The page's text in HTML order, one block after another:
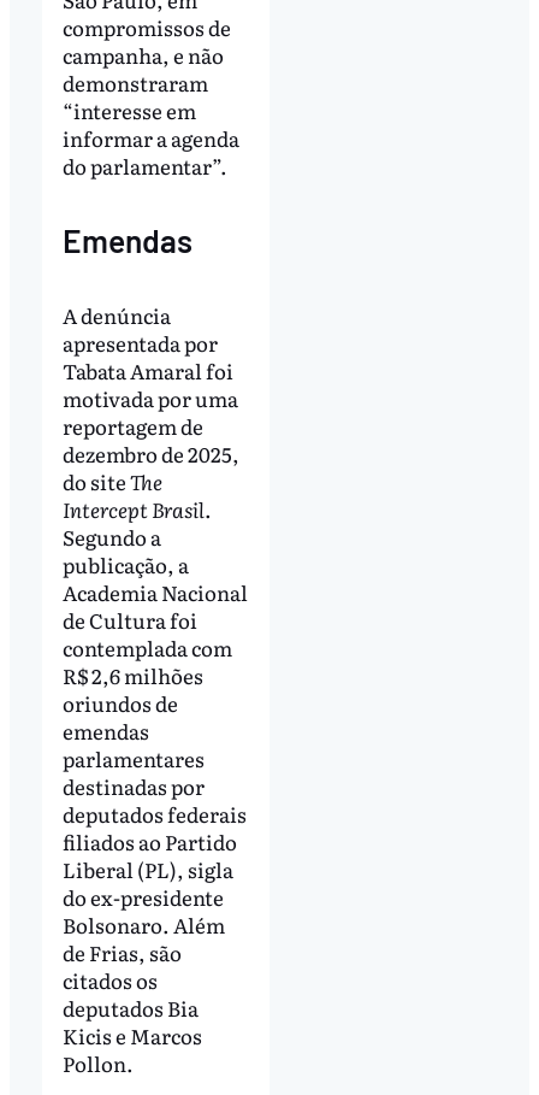
compromissos de
campanha, e não
demonstraram
“interesse em
informar a agenda
do parlamentar”.
Emendas
A denúncia
apresentada por
Tabata Amaral foi
motivada por uma
reportagem de
dezembro de 2025,
do siteThe
Intercept Brasil.
Segundo a
publicação, a
Academia Nacional
de Cultura foi
contemplada com
R$ 2,6 milhões
oriundos de
emendas
parlamentares
destinadas por
deputados federais
filiados ao Partido
Liberal (PL), sigla
do ex-presidente
Bolsonaro. Além
de Frias, são
citados os
deputados Bia
Kicis e Marcos
Pollon.